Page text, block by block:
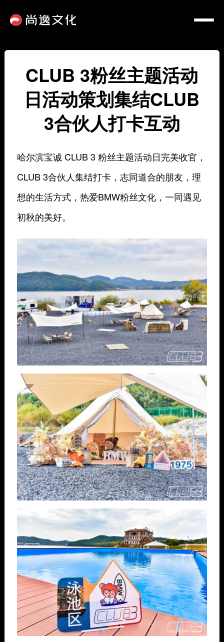
CLUB 3粉丝主题活动
日活动策划集结CLUB
3合伙人打卡互动
哈尔滨宝诚 CLUB 3 粉丝主题活动日完美收官，
CLUB 3合伙人集结打卡，志同道合的朋友，理
想的生活方式，热爱BMW粉丝文化，一同遇见
初秋的美好。